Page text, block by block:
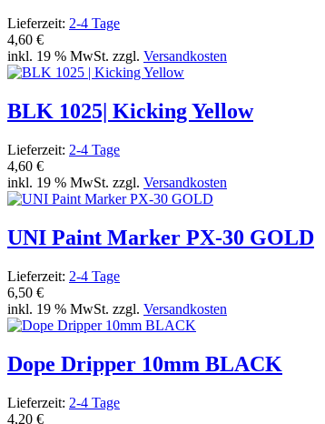
Lieferzeit: 2-4 Tage
4,60 €
inkl. 19 % MwSt. zzgl. Versandkosten
BLK 1025| Kicking Yellow
Lieferzeit: 2-4 Tage
4,60 €
inkl. 19 % MwSt. zzgl. Versandkosten
UNI Paint Marker PX-30 GOLD
Lieferzeit: 2-4 Tage
6,50 €
inkl. 19 % MwSt. zzgl. Versandkosten
Dope Dripper 10mm BLACK
Lieferzeit: 2-4 Tage
4,20 €